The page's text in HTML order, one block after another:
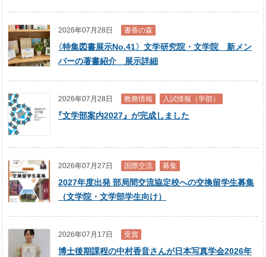
2026年07月28日 書香の森
〈特集図書展示No.41〉文学研究院・文学院 新メン
バーの著書紹介 展示詳細
2026年07月28日 教務情報 入試情報（学部）
『文学部案内2027』が完成しました
2026年07月27日 国際交流 募集
2027年度出発 部局間交流協定校への交換留学生募集
（文学院・文学部学生向け）
2026年07月17日 受賞
博士後期課程の中村香音さんが日本写真学会2026年